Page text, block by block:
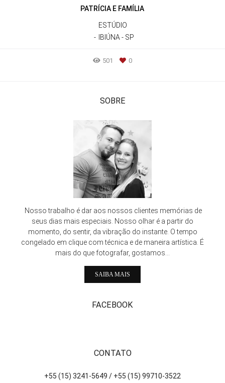
PATRÍCIA E FAMÍLIA
ESTÚDIO
IBIÚNA - SP
501 0
SOBRE
Nosso trabalho é dar aos nossos clientes memórias de
seus dias mais especiais. Nosso olhar é a partir do
momento, do sentir, da vibração do instante. O tempo
congelado em clique com técnica e de maneira artística. É
mais do que fotografar, gostamos...
SAIBA MAIS
FACEBOOK
CONTATO
+55 (15) 3241-5649 / +55 (15) 99710-3522